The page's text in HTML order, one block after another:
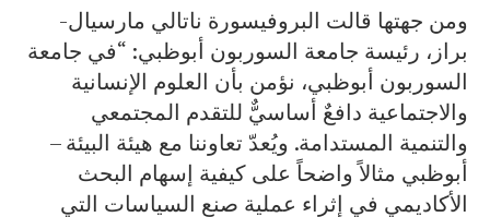
ومن جهتها قالت البروفيسورة ناتالي مارسيال-
براز، رئيسة جامعة السوربون أبوظبي: “في جامعة
السوربون أبوظبي، نؤمن بأن العلوم الإنسانية
والاجتماعية دافعٌ أساسيٌّ للتقدم المجتمعي
والتنمية المستدامة. ويُعدّ تعاوننا مع هيئة البيئة –
أبوظبي مثالاً واضحاً على كيفية إسهام البحث
الأكاديمي في إثراء عملية صنع السياسات التي